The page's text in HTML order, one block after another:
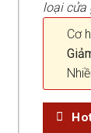
loại cửa
Cơ